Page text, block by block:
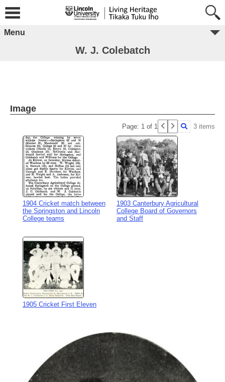
Menu
W. J. Colebatch
Image
Page: 1 of 1 3 items
1904 Cricket match between
the Springston and Lincoln
College teams
1903 Canterbury Agricultural
College Board of Governors
and Staff
1905 Cricket First Eleven